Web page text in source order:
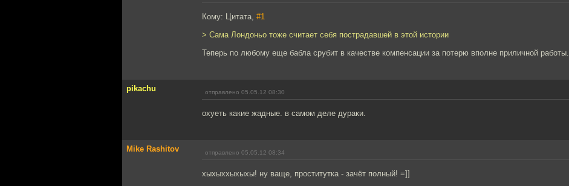
Кому: Цитата, #1
> Сама Лондоньо тоже считает себя пострадавшей в этой истории
Теперь по любому еще бабла срубит в качестве компенсации за потерю вполне приличной работы.
pikachu отправлено 05.05.12 08:30
охуеть какие жадные. в самом деле дураки.
Mike Rashitov отправлено 05.05.12 08:34
хыхыххыхыхы! ну ваще, проститутка - зачёт полный! =]]